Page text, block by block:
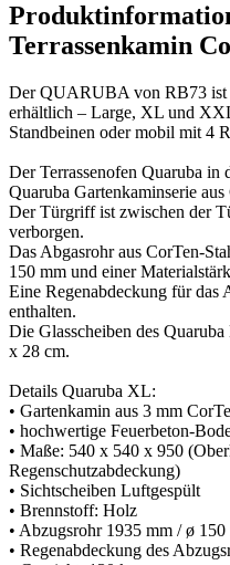
Terrassenkamin
Der QUARUBA von RB73 ist
erhältlich – Large, XL und
Standbeinen oder mobil mit 4
Der Terrassenofen Quaruba in
Quaruba Gartenkaminserie
Der Türgriff ist zwischen der
verborgen.
Das Abgasrohr aus CorTen-
150 mm und einer
Eine Regenabdeckung für das
enthalten.
Die Glasscheiben des
x 28 cm.
Details Quaruba XL:
• Gartenkamin aus 3 mm
• hochwertige Feuerbeton-
• Maße: 540 x 540 x 950
Regenschutzabdeckung)
• Sichtscheiben Luftgespült
• Brennstoff: Holz
• Abzugsrohr 1935 mm / ø 150
• Regenabdeckung des